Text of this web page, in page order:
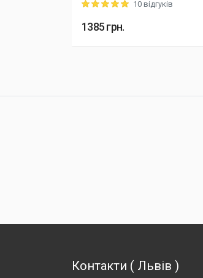
Rating: 5 out of 510 відгуків
1385грн.
Контакти ( Львів )